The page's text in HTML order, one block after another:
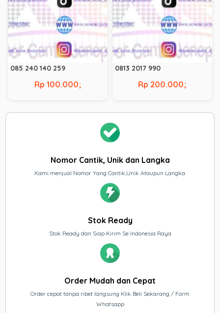
085 240 140 259
Rp 100.000;
0813 2017 990
Rp 200.000;
Nomor Cantik, Unik dan Langka
Kami menjual Nomor Yang Cantik,Unik Ataupun Langka.
Stok Ready
Stok Ready dan Siap Kirim Se Indonesia Raya
Order Mudah dan Cepat
Order cepat tanpa ribet langsung Klik Beli Sekarang / Form
Whatsapp